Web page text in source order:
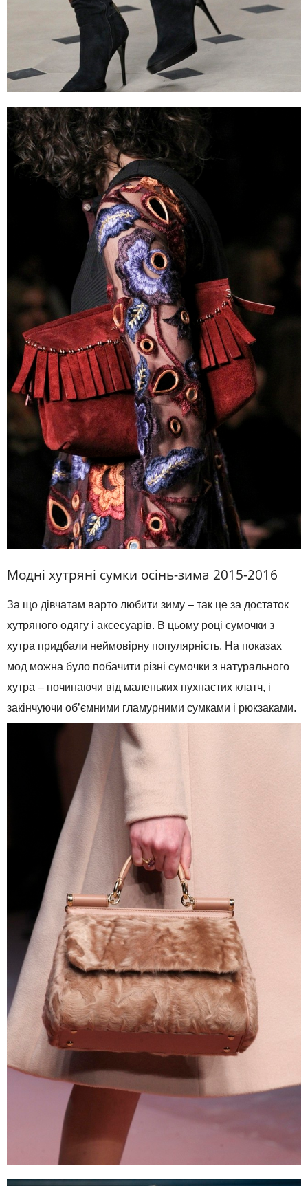
Модні хутряні сумки осінь-зима 2015-2016
За що дівчатам варто любити зиму – так це за достаток
хутряного одягу і аксесуарів. В цьому році сумочки з
хутра придбали неймовірну популярність. На показах
мод можна було побачити різні сумочки з натурального
хутра – починаючи від маленьких пухнастих клатч, і
закінчуючи об’ємними гламурними сумками і рюкзаками.